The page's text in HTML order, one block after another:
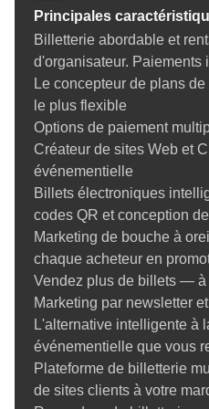
ni assistance informatique
tablettes et les téléphones,
l'entrée. Notre système de
garantit une image
chaque étape.
Idéal pour les artistes
théâtres communautaires
Nous connaissons les
théâtres, des productions
C'est pourquoi Ticketor n'est
solution de billetterie de théâtre
abordable, flexible et évolutive
Des productions scolaires
billetterie pour les arts de la
places réservées, de surveiller
gérer les bénévoles ou les
sans tracas à tous vos invités.
Principales
Billetterie abordable et
d'organisateur. Paiements
Le concepteur de plans
le plus flexible
Options de paiement
Créateur de sites Web et
événementielle
Billets électroniques
codes QR et conception
Marketing de bouche à
chaque acheteur en
Vendez plus de billets — à
Marketing par newsletter
L'alternative intelligente à
événementielle que vous
Plateforme de billetterie
de sites clients à votre